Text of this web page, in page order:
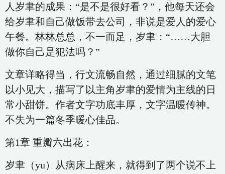
人岁聿的成果：“是不是很好看？”，他每天还会
给岁聿和自己做饭带去公司，非说是爱人的爱心
午餐。林林总总，不一而足，岁聿：“……大胆
做你自己是犯法吗？”
文章详略得当，行文流畅自然，通过细腻的文笔
以小见大，描写了以主角岁聿的爱情为主线的日
常小甜饼。作者文字功底丰厚，文字温暖传神。
不失为一篇冬季暖心佳品。
第1章 重瓣六出花：
岁聿（yu）从病床上醒来，就得到了两个说不上